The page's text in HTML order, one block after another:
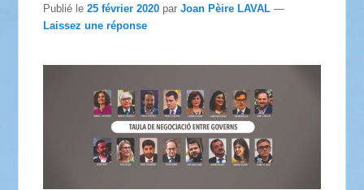
Publié le25 février 2020 parJoan Pèire LAVAL —
Laissez une réponse